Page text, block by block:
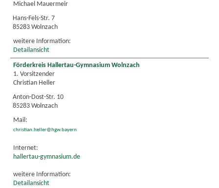
Michael Mauermeir
Hans-Fels-Str. 7
85283 Wolnzach
weitere Information:
Detailansicht
Förderkreis Hallertau-Gymnasium Wolnzach
1. Vorsitzender
Christian Heller
Anton-Dost-Str. 10
85283 Wolnzach
Mail:
christian.heller@hgw.bayern
Internet:
hallertau-gymnasium.de
weitere Information:
Detailansicht